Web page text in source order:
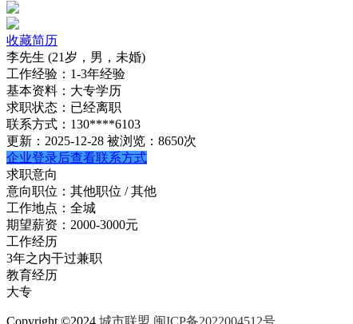
收藏简历
李先生 (21岁，男，未婚)
工作经验： 1-3年经验
基本资料： 大专学历
求职状态： 已经离职
联系方式： 130****6103
更新：2025-12-28 被浏览：8650次
企业登录后查看联系方式
求职意向
意向职位： 其他职位 / 其他
工作地点： 全城
期望薪资： 2000-3000元
工作经历
3年之内干过兼职
教育经历
大专
Copyright ©2024 城市联盟 闽ICP备2022004512号